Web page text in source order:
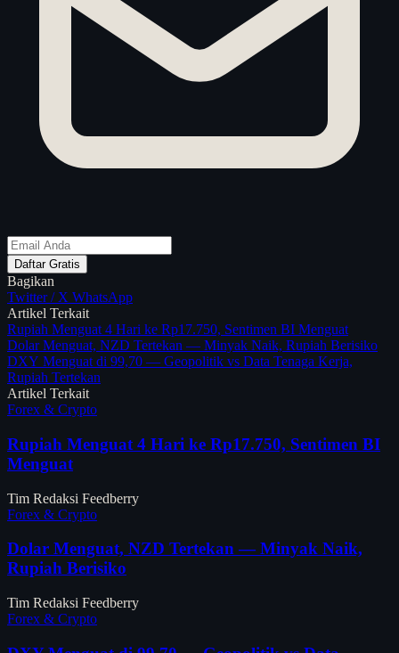
Daftar Gratis
Bagikan
Twitter / X WhatsApp
Artikel Terkait
Rupiah Menguat 4 Hari ke Rp17.750, Sentimen BI Menguat
Dolar Menguat, NZD Tertekan — Minyak Naik, Rupiah Berisiko
DXY Menguat di 99,70 — Geopolitik vs Data Tenaga Kerja,
Rupiah Tertekan
Artikel Terkait
Forex & Crypto
Rupiah Menguat 4 Hari ke Rp17.750, Sentimen BI
Menguat
Tim Redaksi Feedberry
Forex & Crypto
Dolar Menguat, NZD Tertekan — Minyak Naik,
Rupiah Berisiko
Tim Redaksi Feedberry
Forex & Crypto